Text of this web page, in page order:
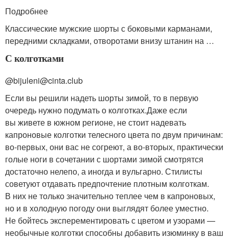
Подробнее
Классические мужские шорты с боковыми карманами,
передними складками, отворотами внизу штанин на …
С колготками
@bijuleni@cinta.club
Если вы решили надеть шорты зимой, то в первую
очередь нужно подумать о колготках.Даже если
вы живете в южном регионе, не стоит надевать
капроновые колготки телесного цвета по двум причинам:
во‑первых, они вас не согреют, а во-вторых, практически
голые ноги в сочетании с шортами зимой смотрятся
достаточно нелепо, а иногда и вульгарно. Стилисты
советуют отдавать предпочтение плотным колготкам.
В них не только значительно теплее чем в капроновых,
но и в холодную погоду они выглядят более уместно.
Не бойтесь эксперементировать с цветом и узорами —
необычные колготки способны добавить изюминку в ваш